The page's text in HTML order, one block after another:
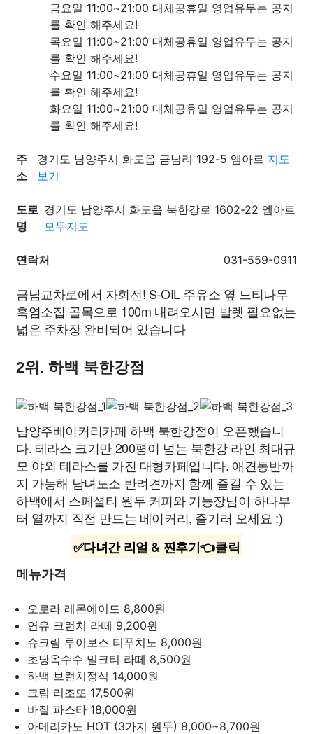
금요일 11:00~21:00 대체공휴일 영업유무는 공지
를 확인 해주세요!
목요일 11:00~21:00 대체공휴일 영업유무는 공지
를 확인 해주세요!
수요일 11:00~21:00 대체공휴일 영업유무는 공지
를 확인 해주세요!
화요일 11:00~21:00 대체공휴일 영업유무는 공지
를 확인 해주세요!
주
소
경기도 남양주시 화도읍 금남리 192-5 엠아르 지도
보기
도로
명
경기도 남양주시 화도읍 북한강로 1602-22 엠아르
모두지도
연락처 031-559-0911
금남교차로에서 자회전! S-OIL 주유소 옆 느티나무
흑염소집 골목으로 100m 내려오시면 발렛 필요없는
넓은 주차장 완비되어 있습니다
2위. 하백 북한강점
남양주베이커리카페 하백 북한강점이 오픈했습니
다. 테라스 크기만 200평이 넘는 북한강 라인 최대규
모 야외 테라스를 가진 대형카페입니다. 애견동반까
지 가능해 남녀노소 반려견까지 함께 즐길 수 있는
하백에서 스페셜티 원두 커피와 기능장님이 하나부
터 열까지 직접 만드는 베이커리, 즐기러 오세요 :)
✅다녀간 리얼 & 찐후기👈클릭
메뉴가격
오로라 레몬에이드 8,800원
연유 크런치 라떼 9,200원
슈크림 루이보스 티푸치노 8,000원
초당옥수수 밀크티 라떼 8,500원
하백 브런치정식 14,000원
크림 리조또 17,500원
바질 파스타 18,000원
아메리카노 HOT (3가지 원두) 8,000~8,700원